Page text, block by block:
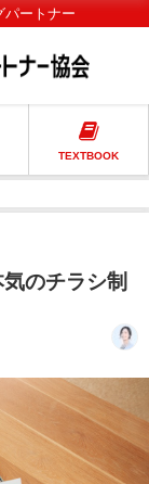
パートナー
TEXTBOOK
のチラシ制